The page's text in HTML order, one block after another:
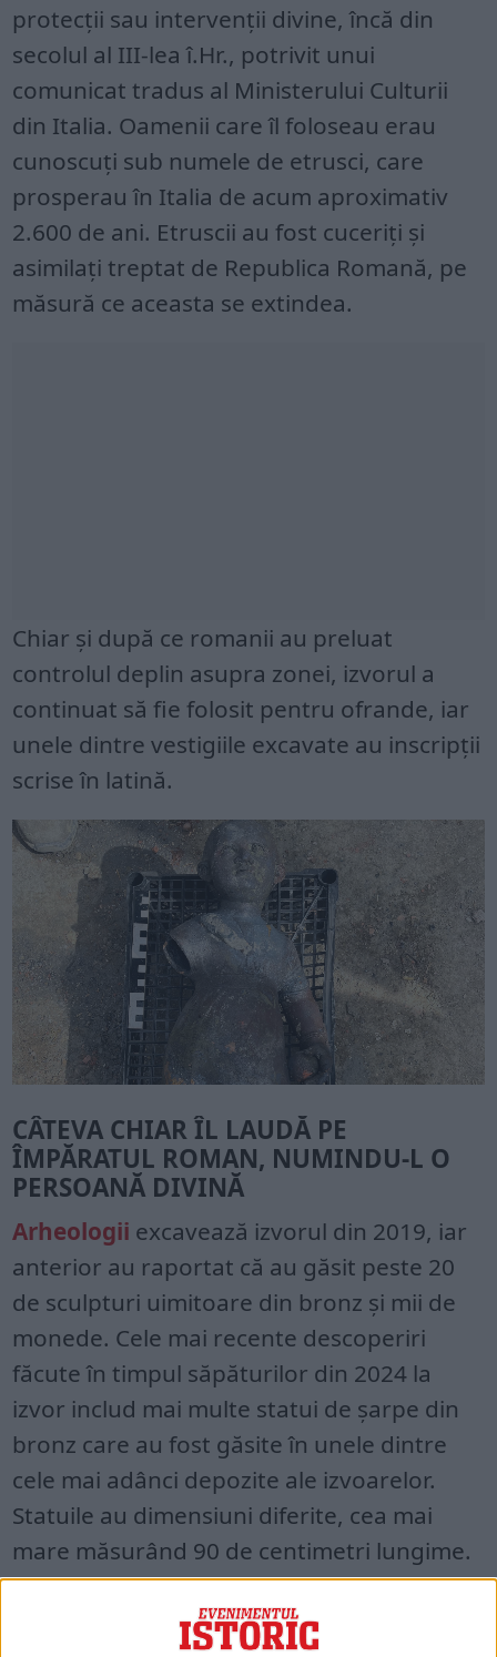
protecții sau intervenții divine, încă din
secolul al III-lea î.Hr., potrivit unui
comunicat tradus al Ministerului Culturii
din Italia. Oamenii care îl foloseau erau
cunoscuți sub numele de etrusci, care
prosperau în Italia de acum aproximativ
2.600 de ani. Etruscii au fost cuceriți și
asimilați treptat de Republica Romană, pe
măsură ce aceasta se extindea.
Chiar și după ce romanii au preluat
controlul deplin asupra zonei, izvorul a
continuat să fie folosit pentru ofrande, iar
unele dintre vestigiile excavate au inscripții
scrise în latină.
CÂTEVA CHIAR ÎL LAUDĂ PE
ÎMPĂRATUL ROMAN, NUMINDU-L O
PERSOANĂ DIVINĂ
Arheologii excavează izvorul din 2019, iar
anterior au raportat că au găsit peste 20
de sculpturi uimitoare din bronz și mii de
monede. Cele mai recente descoperiri
făcute în timpul săpăturilor din 2024 la
izvor includ mai multe statui de șarpe din
bronz care au fost găsite în unele dintre
cele mai adânci depozite ale izvoarelor.
Statuile au dimensiuni diferite, cea mai
mare măsurând 90 de centimetri lungime.
Aceste statui de șarpe ar fi putut fi plasate
în izvor pentru a acționa ca protectori ai